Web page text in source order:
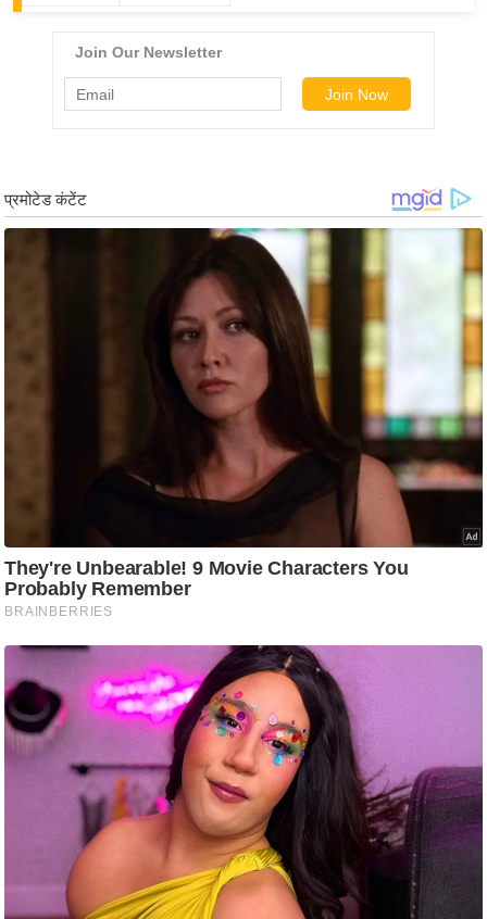
क्षा
B
e
s
ला
इ
फ
स्टा
ल
टी